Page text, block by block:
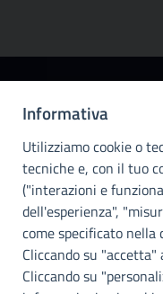
Palermo
Info e contatti
Città Metropoliitana di
Via Maqueda, 100 -
Cod. Fisc. 80021470820
PEC:
Informativa
Utilizziamo cookie o
tecniche e, con il tuo
("interazioni e
dell'esperienza",
come specificato nella
Cliccando su
Cliccando su